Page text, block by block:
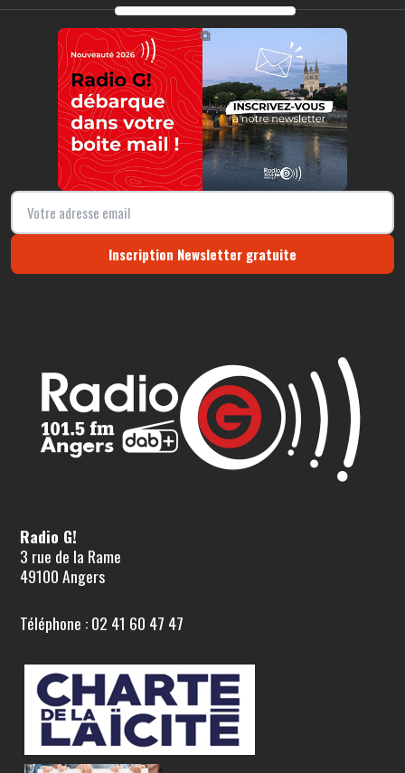
https://radio-g.fr?21391
⧉
Inscription Newsletter gratuite
Radio G!
3 rue de la Rame
49100 Angers
Téléphone : 02 41 60 47 47